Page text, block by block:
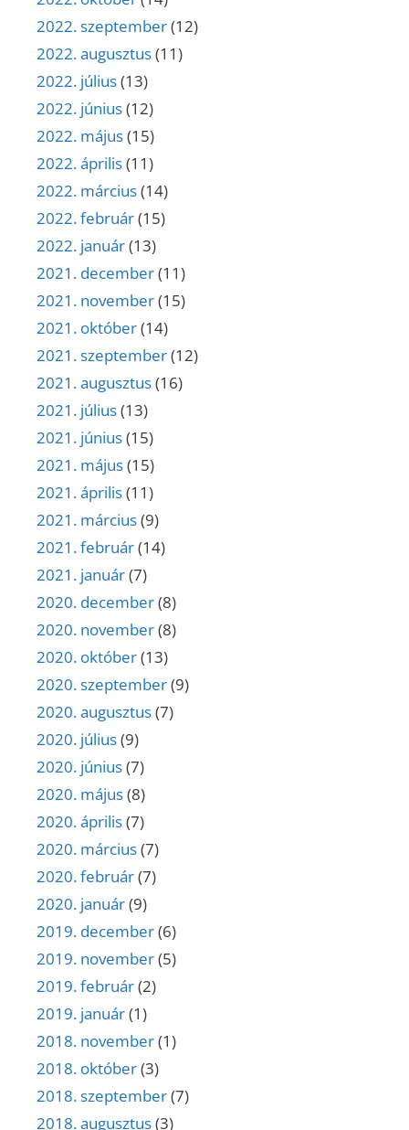
2022. szeptember(12)
2022. augusztus(11)
2022. július(13)
2022. június(12)
2022. május(15)
2022. április(11)
2022. március(14)
2022. február(15)
2022. január(13)
2021. december(11)
2021. november(15)
2021. október(14)
2021. szeptember(12)
2021. augusztus(16)
2021. július(13)
2021. június(15)
2021. május(15)
2021. április(11)
2021. március(9)
2021. február(14)
2021. január(7)
2020. december(8)
2020. november(8)
2020. október(13)
2020. szeptember(9)
2020. augusztus(7)
2020. július(9)
2020. június(7)
2020. május(8)
2020. április(7)
2020. március(7)
2020. február(7)
2020. január(9)
2019. december(6)
2019. november(5)
2019. február(2)
2019. január(1)
2018. november(1)
2018. október(3)
2018. szeptember(7)
2018. augusztus(3)